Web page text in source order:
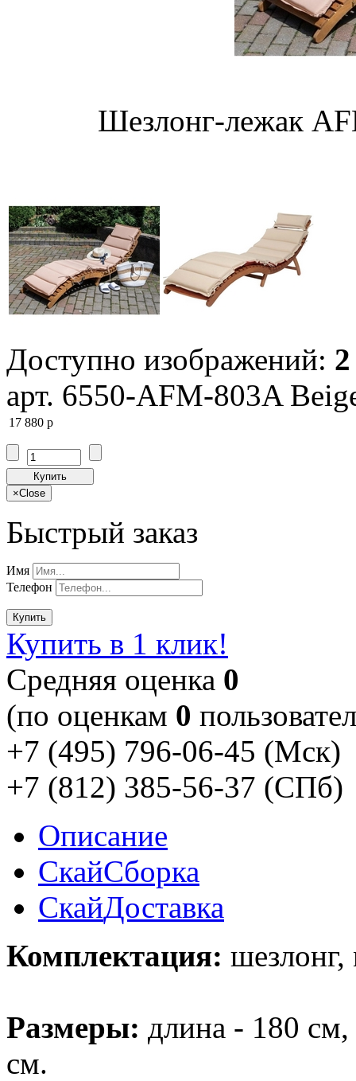
Шезлонг-лежак
Доступно изображений: 2
арт. 6550-AFM-803A
17 880 p
Купить
×Close
Быстрый заказ
Имя
Телефон
Купить
Купить в 1 клик!
Cредняя оценка 0
(по оценкам 0
+7 (495) 796-06-45 (Мск)
+7 (812) 385-56-37 (СПб)
Описание
СкайСборка
СкайДоставка
Комплектация: шезлонг,
Размеры: длина - 180
см.